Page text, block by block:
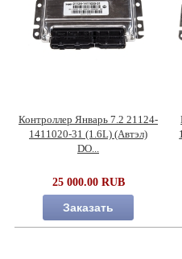
Контроллер Январь 7.2 21124-
1411020-31 (1.6L) (Автэл)
DO...
25 000.00 RUB
Заказать